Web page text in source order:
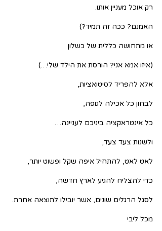
רק אוכל מעניין אותו.
האמנם? ככה זה תמיד?)
או מתחושה כללית של כשלון
(איזו אמא אני? הורסת את הילד שלי…)
אלא להפריד לסיטואציות,
לבחון כל אכילה לגופה,
כל אינטראקציה ביניכם לעניינה…
ולשנות צעד צעד,
לאט לאט, להתחיל איפה שקל ופשוט יותר,
כדי להצליח להגיע לארץ חדשה,
לסגל הרגלים שונים, אשר יובילו לתוצאה אחרת.
מכל ליבי